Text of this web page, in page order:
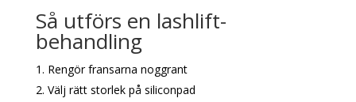
Så utförs en lashlift-
behandling
Rengör fransarna noggrant
Välj rätt storlek på siliconpad